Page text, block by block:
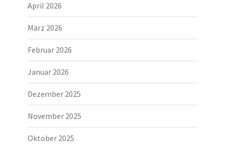
April 2026
März 2026
Februar 2026
Januar 2026
Dezember 2025
November 2025
Oktober 2025